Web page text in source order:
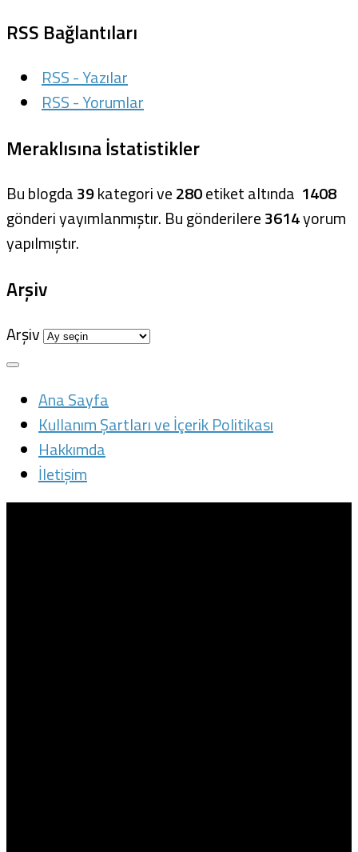
RSS Bağlantıları
RSS - Yazılar
RSS - Yorumlar
Meraklısına İstatistikler
Bu blogda39kategori ve280etiket altında 1408
gönderi yayımlanmıştır. Bu gönderilere3614yorum
yapılmıştır.
Arşiv
Arşiv
Ana Sayfa
Kullanım Şartları ve İçerik Politikası
Hakkımda
İletişim